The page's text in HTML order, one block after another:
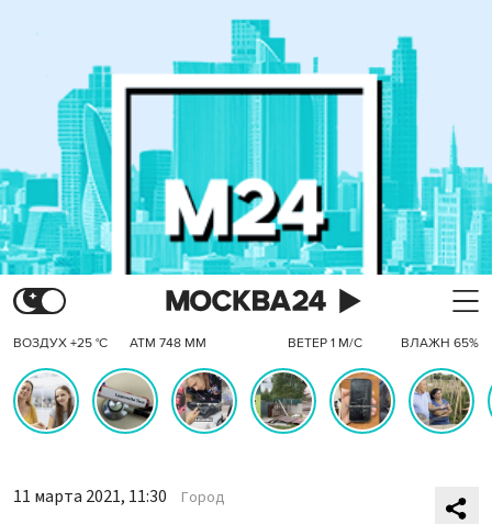
ВОЗДУХ +25 °C АТМ 748 ММ ВЕТЕР 1 М/С ВЛАЖН 65%
11 марта 2021, 11:30 Город